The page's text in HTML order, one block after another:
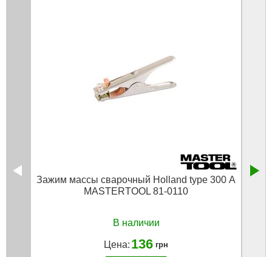
Зажим массы сварочный Holland type 300 А
MASTERTOOL 81-0110
В наличии
Цена: 136 грн